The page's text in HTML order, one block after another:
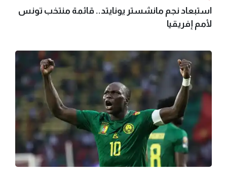
استبعاد نجم مانشستر يونايتد.. قائمة منتخب تونس
لأمم إفريقيا